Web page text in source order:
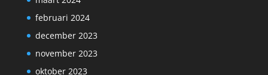
februari 2024
december 2023
november 2023
oktober 2023